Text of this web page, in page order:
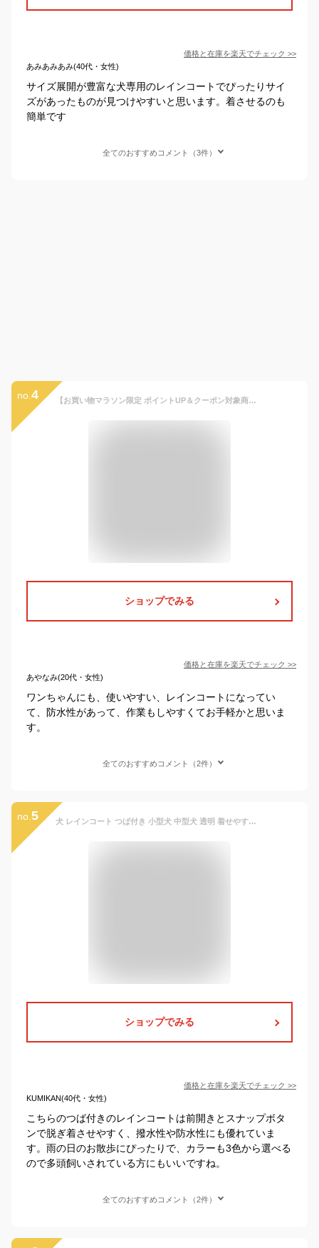
価格と在庫を楽天でチェック >>
あみあみあみ(40代・女性)
サイズ展開が豊富な犬専用のレインコートでぴったりサイ
ズがあったものが見つけやすいと思います。着させるのも
簡単です
全てのおすすめコメント（3件）
no. 4 【お買い物マラソン限定 ポイントUP＆クーポン対象商品】 犬 レインコート 着せやすい 背中開き 中型犬 ペット服 柴犬 服 大型犬 フルカバー ペット レインコート 犬用レインコート 防水 犬用防風 ペットレインコート 雨具 雨の日 反射 アウトドア 散歩 梅雨対策
ショップでみる
価格と在庫を楽天でチェック >>
あやなみ(20代・女性)
ワンちゃんにも、使いやすい、レインコートになってい
て、防水性があって、作業もしやすくてお手軽かと思いま
す。
全てのおすすめコメント（2件）
no. 5 犬 レインコート つば付き 小型犬 中型犬 透明 着せやすい 散歩着 ビニールマスク フード付き 帽子 ポンチョ カッパ 合羽 雨具 撥水 防水 安全 前開き スナップボタン ドッグウェア おしゃれ 柴犬 簡単 良く見える 梅雨対策
ショップでみる
価格と在庫を楽天でチェック >>
KUMIKAN(40代・女性)
こちらのつば付きのレインコートは前開きとスナップボタ
ンで脱ぎ着させやすく、撥水性や防水性にも優れていま
す。雨の日のお散歩にぴったりで、カラーも3色から選べる
ので多頭飼いされている方にもいいですね。
全てのおすすめコメント（2件）